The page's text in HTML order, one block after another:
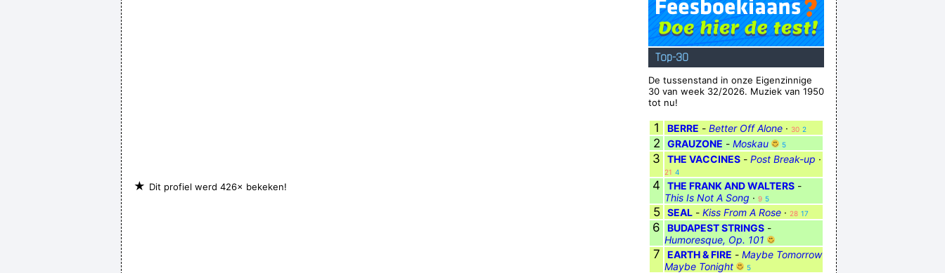
★ Dit profiel werd 426× bekeken!
Top-30
De tussenstand in onze Eigenzinnige
30 van week 32/2026. Muziek van 1950
tot nu!
1 BERRE - Better Off Alone · 30 2
2 GRAUZONE - Moskau 5
3 THE VACCINES - Post Break-up ·
21 4
4 THE FRANK AND WALTERS -
This Is Not A Song · 9 5
5 SEAL - Kiss From A Rose · 28 17
6 BUDAPEST STRINGS -
Humoresque, Op. 101
7 EARTH & FIRE - Maybe Tomorrow
Maybe Tonight
5